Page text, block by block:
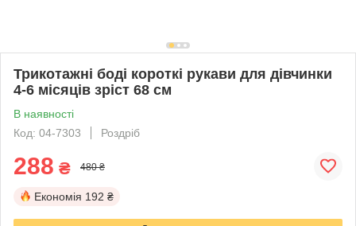
Трикотажні боді короткі рукави для дівчинки
4-6 місяців зріст 68 см
В наявності
Код: 04-7303
Роздріб
288 ₴ 480 ₴
Економія 192 ₴